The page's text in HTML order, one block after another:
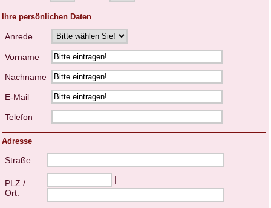
Ihre persönlichen Daten
Anrede
Vorname
Nachname
E-Mail
Telefon
Adresse
Straße
PLZ /
Ort:
|